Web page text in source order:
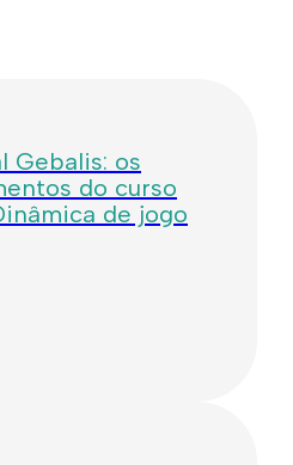
Gebalis: os
do curso
de jogo